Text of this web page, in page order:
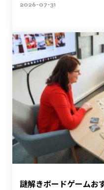
2026-07-31
謎解きボードゲームお